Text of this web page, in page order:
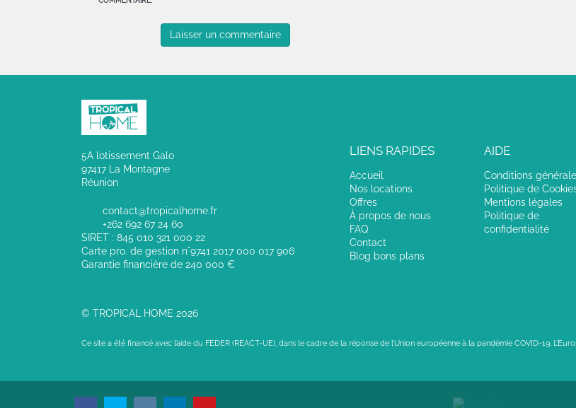
5A lotissement Galo
97417 La Montagne
Réunion
contact@tropicalhome.fr
+262 692 67 24 60
SIRET : 845 010 321 000 22
Carte pro. de gestion n°9741 2017 000 017 906
Garantie financière de 240 000 €
© TROPICAL HOME 2026
LIENS RAPIDES
Accueil
Nos locations
Offres
À propos de nous
FAQ
Contact
Blog bons plans
AIDE
Conditions
Politique de
Mentions légales
Politique de
confidentialité
Ce site a été financé avec l’aide du FEDER (REACT-UE), dans le cadre de la réponse de l’Union européenne à la pandémie COVID-19.